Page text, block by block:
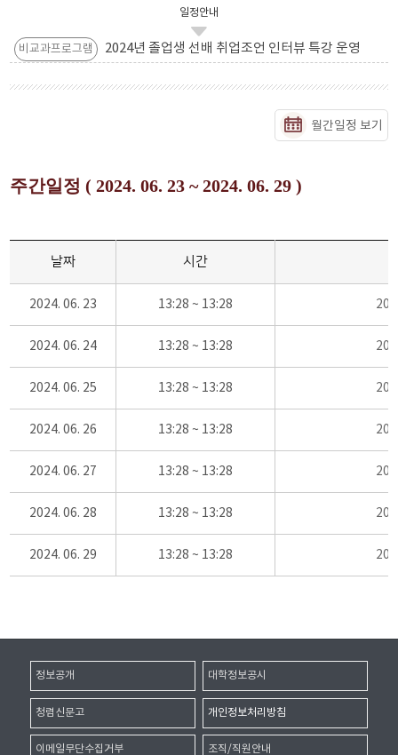
일정안내
비교과프로그램 2024년 졸업생 선배 취업조언 인터뷰 특강 운영
월간일정 보기
주간일정 ( 2024. 06. 23 ~ 2024. 06. 29 )
날짜 시간
2024. 06. 23 13:28 ~ 13:28
2024. 06. 24 13:28 ~ 13:28
2024. 06. 25 13:28 ~ 13:28
2024. 06. 26 13:28 ~ 13:28
2024. 06. 27 13:28 ~ 13:28
2024. 06. 28 13:28 ~ 13:28
2024. 06. 29 13:28 ~ 13:28
정보공개 대학정보공시
청렴신문고 개인정보처리방침
이메일무단수집거부 조직/직원안내